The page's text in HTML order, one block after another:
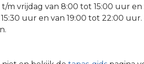
m vrijdag van 8:00 tot 15:00 uur
uur en van 19:00 tot 22:00 uur.